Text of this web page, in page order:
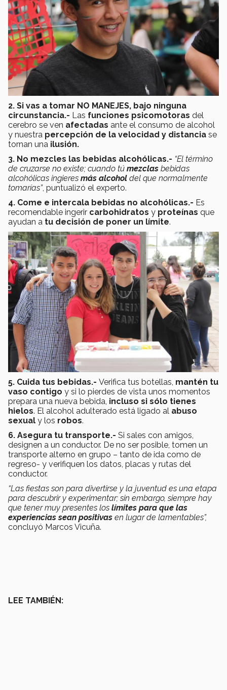
2. Si vas a tomar NO MANEJES, bajo ninguna
circunstancia.- Las funciones psicomotoras del
cerebro se ven afectadas ante el consumo de alcohol
y nuestra percepción de la velocidad y distancia se
tornan una ilusión.
3. No mezcles las bebidas alcohólicas.- “El término
de cruzarse no existe; cuando tú mezclas bebidas
alcohólicas ingieres más alcohol del que normalmente
tomarías”, puntualizó el experto.
4. Come e intercala bebidas no alcohólicas.- Es
recomendable ingerir carbohidratos y proteínas que
ayudan a tu decisión de poner un límite.
5. Cuida tus bebidas.- Verifica tus botellas, mantén tu
vaso contigo y si lo pierdes de vista unos momentos
prepara una nueva bebida, incluso si sólo tienes
hielos. El alcohol adulterado está ligado al abuso
sexual y los robos.
6. Asegura tu transporte.- Si sales con amigos,
designen a un conductor. De no ser posible, tomen un
transporte alterno en grupo – tanto de ida como de
regreso- y verifiquen los datos, placas y rutas del
conductor.
“Las fiestas son para divertirse y la juventud es una etapa
para descubrir y experimentar; sin embargo, siempre hay
que tener muy presentes los límites para que las
experiencias sean positivas en lugar de lamentables”,
concluyó Marcos Vicuña.
LEE TAMBIÉN: